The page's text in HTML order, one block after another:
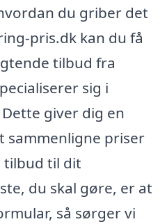
du griber det
pris.dk kan du få
tilbud fra
sig i
giver dig en
sammenligne priser
tilbud til dit
du skal gøre, er at
så sørger vi